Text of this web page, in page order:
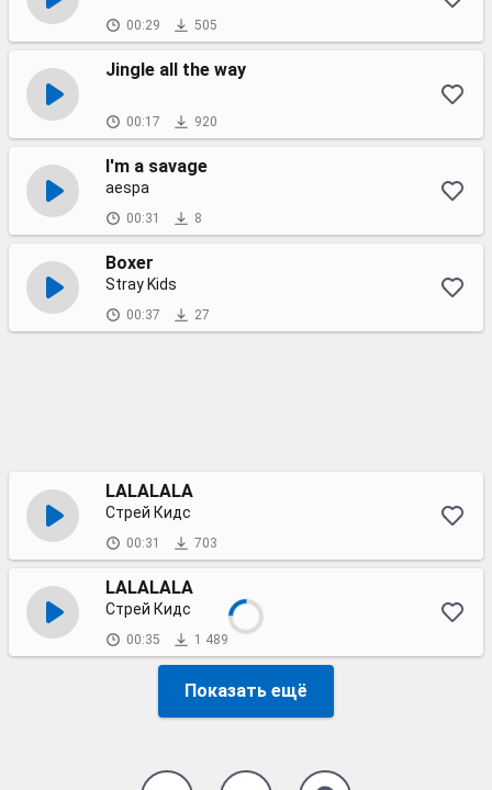
00:29 505
Jingle all the way
00:17 920
I'm a savage
aespa
00:31 8
Boxer
Stray Kids
00:37 27
LALALALA
Стрей Кидс
00:31 703
LALALALA
Стрей Кидс
00:35 1 489
Показать ещё